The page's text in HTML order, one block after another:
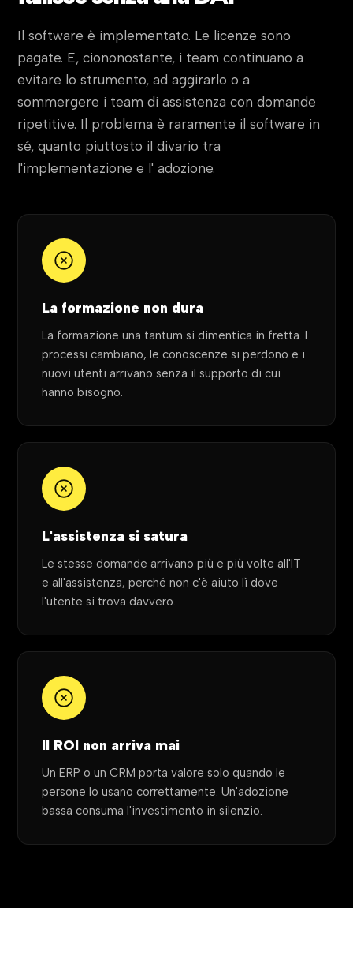
Il software è implementato. Le licenze sono
pagate. E, ciononostante, i team continuano a
evitare lo strumento, ad aggirarlo o a
sommergere i team di assistenza con domande
ripetitive. Il problema è raramente il software in
sé, quanto piuttosto il divario tra
l'implementazione e l' adozione.
La formazione non dura
La formazione una tantum si dimentica in fretta. I
processi cambiano, le conoscenze si perdono e i
nuovi utenti arrivano senza il supporto di cui
hanno bisogno.
L'assistenza si satura
Le stesse domande arrivano più e più volte all'IT
e all'assistenza, perché non c'è aiuto lì dove
l'utente si trova davvero.
Il ROI non arriva mai
Un ERP o un CRM porta valore solo quando le
persone lo usano correttamente. Un'adozione
bassa consuma l'investimento in silenzio.